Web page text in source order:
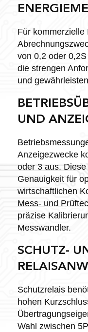
Für kommerzielle
von 0,2 oder
die strengen
und
UND
Anzeigezwecke
oder 3 aus.
Genauigkeit für
wirtschaftlichen
Mess- und
präzise
Messwandler.
SCHUTZ-
Schutzrelais
hohen
Wahl zwischen